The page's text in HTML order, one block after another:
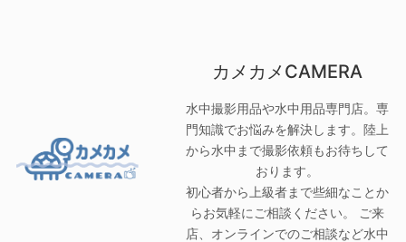
カメカメCAMERA
水中撮影用品や水中用品専門店。専
門知識でお悩みを解決します。陸上
から水中まで撮影依頼もお待ちして
おります。
初心者から上級者まで些細なことか
らお気軽にご相談ください。 ご来
店、オンラインでのご相談など水中